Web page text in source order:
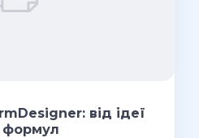
від ідеї
формул